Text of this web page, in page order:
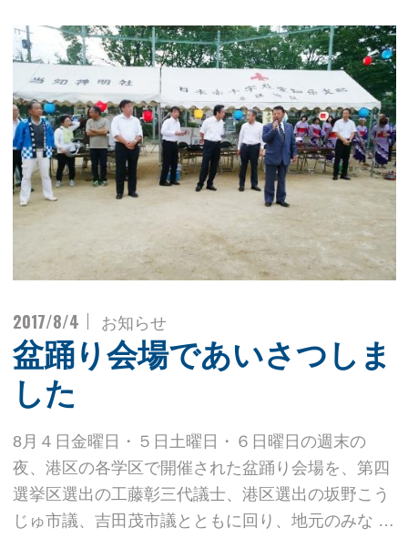
2017/8/4 お知らせ
盆踊り会場であいさつしま
した
8月４日金曜日・５日土曜日・６日曜日の週末の
夜、港区の各学区で開催された盆踊り会場を、第四
選挙区選出の工藤彰三代議士、港区選出の坂野こう
じゅ市議、吉田茂市議とともに回り、地元のみな …